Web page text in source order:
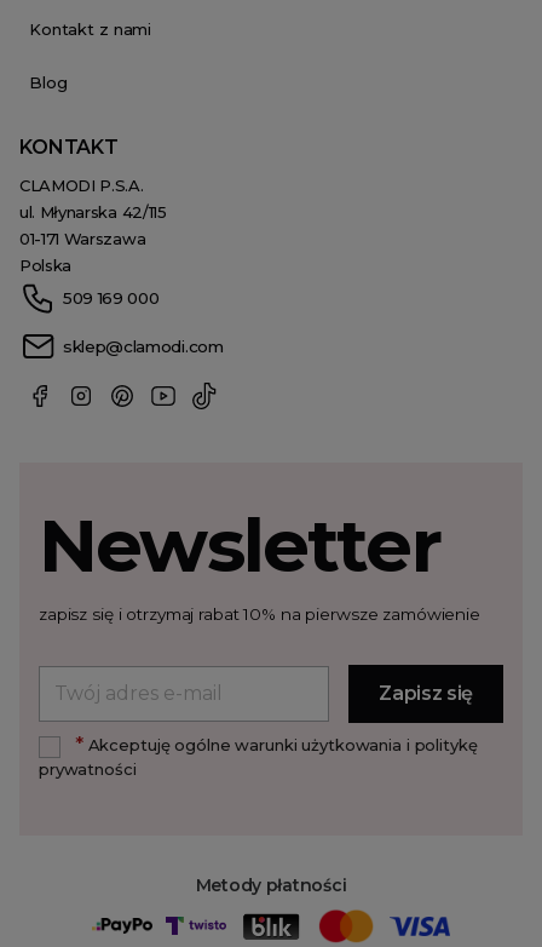
Kontakt z nami
Blog
KONTAKT
CLAMODI P.S.A.
ul. Młynarska 42/115
01-171 Warszawa
Polska
509 169 000
sklep@clamodi.com
Metody płatności
Newsletter
zapisz się i otrzymaj rabat 10% na pierwsze zamówienie
*Akceptuję ogólne warunki użytkowania i politykę
prywatności